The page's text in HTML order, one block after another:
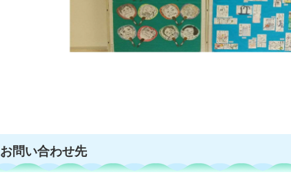
お問い合わせ先